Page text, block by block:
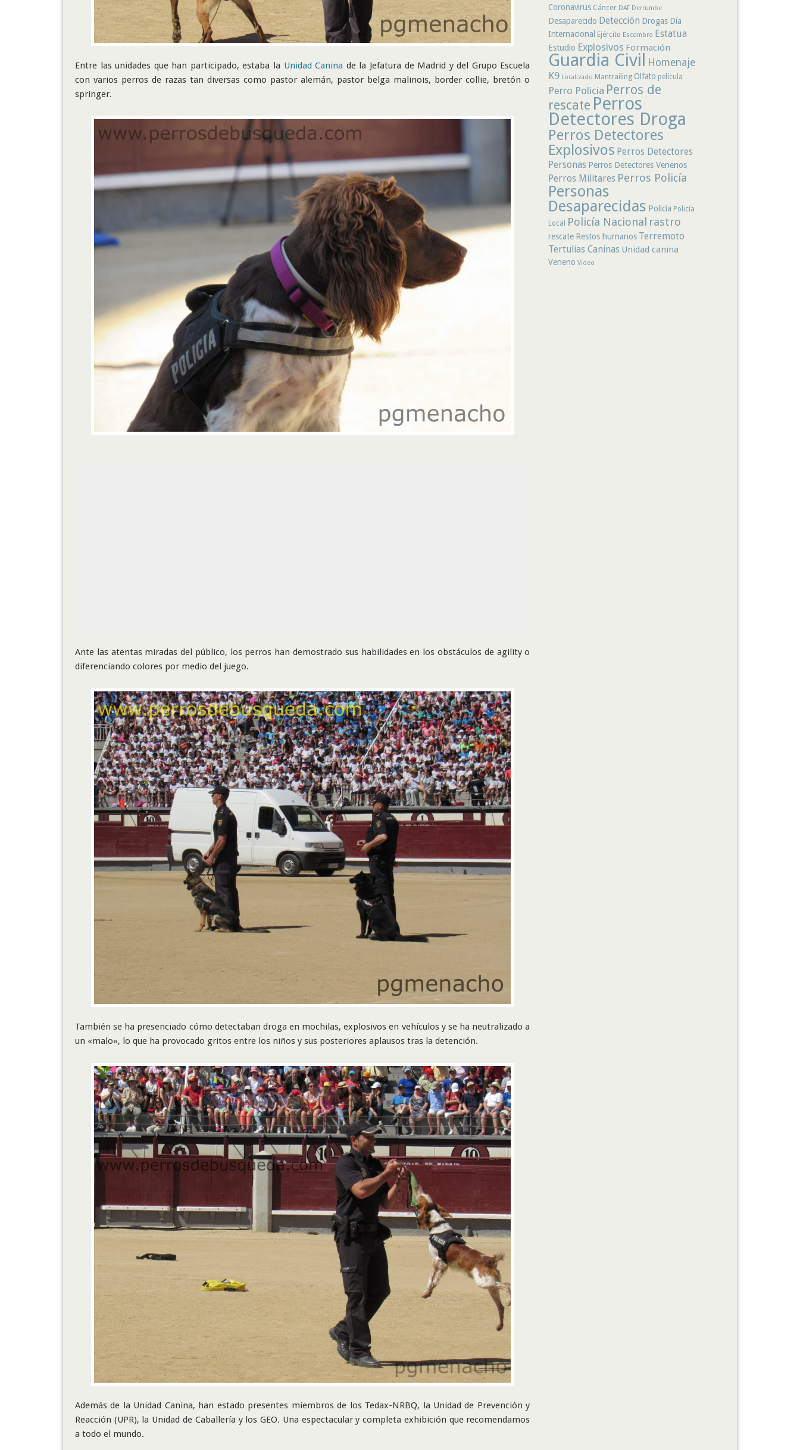
Entre las unidades que han participado, estaba la Unidad Canina de la Jefatura de Madrid y del Grupo Escuela
con varios perros de razas tan diversas como pastor alemán, pastor belga malinois, border collie, bretón o
springer.
Ante las atentas miradas del público, los perros han demostrado sus habilidades en los obstáculos de agility o
diferenciando colores por medio del juego.
También se ha presenciado cómo detectaban droga en mochilas, explosivos en vehículos y se ha neutralizado a
un «malo», lo que ha provocado gritos entre los niños y sus posteriores aplausos tras la detención.
Además de la Unidad Canina, han estado presentes miembros de los Tedax-NRBQ, la Unidad de Prevención y
Reacción (UPR), la Unidad de Caballería y los GEO. Una espectacular y completa exhibición que recomendamos
a todo el mundo.
Coronavirus Cáncer DAF Derrumbe
Desaparecido Detección Drogas Día
Internacional
Ejército Escombro Estatua
Estudio Explosivos Formación
Guardia Civil
Homenaje
K9 Localizado Mantrailing Olfato película
Perro Policia Perros de
rescate Perros
Detectores Droga
Perros Detectores
Explosivos Perros Detectores
Personas Perros Detectores Venenos
Perros Militares Perros Policía
Personas
Desaparecidas Policía Policía
Local
Policía Nacional rastro
rescate Restos humanos Terremoto
Tertulias Caninas Unidad canina
Veneno Video